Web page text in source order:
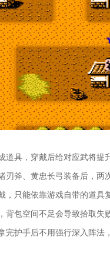
道具，穿戴后给对应武将
刃斧、黄忠长弓装备后，
，只能依靠游戏自带的道
背包空间不足会导致拾取
护手后不用强行深入阵法